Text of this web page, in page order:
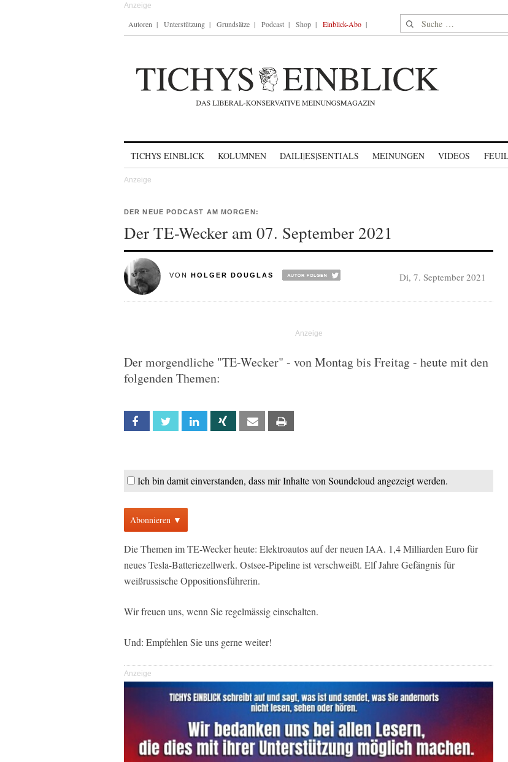
Autoren Unterstützung Grundsätze Podcast Shop Einblick-Abo Suche nach:
TICHYS EINBLICK KOLUMNEN DAILI|ES|SENTIALS MEINUNGEN VIDEOS
DER NEUE PODCAST AM MORGEN:
Der TE-Wecker am 07. September 2021
VON HOLGER DOUGLAS Di, 7. September 2021
Der morgendliche "TE-Wecker" - von Montag bis Freitag - heute mit den
folgenden Themen:
Facebook Twitter Linkedin Xing Email
Ich bin damit einverstanden, dass mir Inhalte von Soundcloud angezeigt werden.
Abonnieren ▼
Die Themen im TE-Wecker heute: Elektroautos auf der neuen IAA. 1,4 Milliarden Euro für
neues Tesla-Batteriezellwerk. Ostsee-Pipeline ist verschweißt. Elf Jahre Gefängnis für
weißrussische Oppositionsführerin.
Wir freuen uns, wenn Sie regelmässig einschalten.
Und: Empfehlen Sie uns gerne weiter!
Anzeige